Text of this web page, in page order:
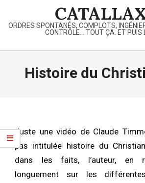
content
ORDRES SPONTANÉS, COMPLOTS,
CONTRÔLE… TOUT ÇA. ET PUIS
Primary
Histoire du
Juste une vidéo de Claude
pas intitulée histoire du
dans les faits, l’auteur, en
longuement sur les